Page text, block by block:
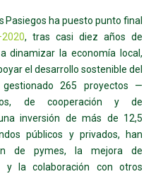
Pasiegos ha puesto punto final
, tras casi diez años de
dinamizar la economía local,
el desarrollo sostenible del
265 proyectos —
de cooperación y de
inversión de más de 12,5
públicos y privados, han
de pymes, la mejora de
y la colaboración con otros